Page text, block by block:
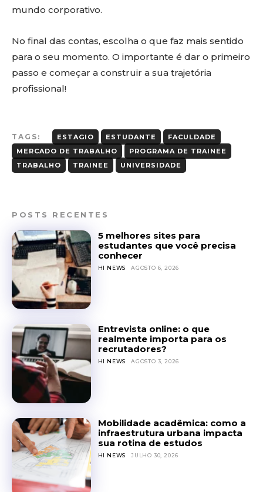
mundo corporativo.
No final das contas, escolha o que faz mais sentido
para o seu momento. O importante é dar o primeiro
passo e começar a construir a sua trajetória
profissional!
TAGS: ESTAGIO ESTUDANTE
FACULDADE
MERCADO DE TRABALHO
PROGRAMA DE TRAINEE
TRABALHO
TRAINEE UNIVERSIDADE
POSTS RECENTES
5 melhores sites para
estudantes que você precisa
conhecer
HI NEWS AGOSTO 6, 2026
Entrevista online: o que
realmente importa para os
recrutadores?
HI NEWS AGOSTO 3, 2026
Mobilidade acadêmica: como a
infraestrutura urbana impacta
sua rotina de estudos
HI NEWS JULHO 30, 2026